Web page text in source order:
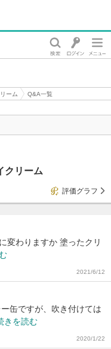
ーム
Q&A一覧
クリーム
評価グラフ
変わりますか 塗ったクリ
2021/6/12
缶ですが、吹き付けては
きを読む
2020/1/22